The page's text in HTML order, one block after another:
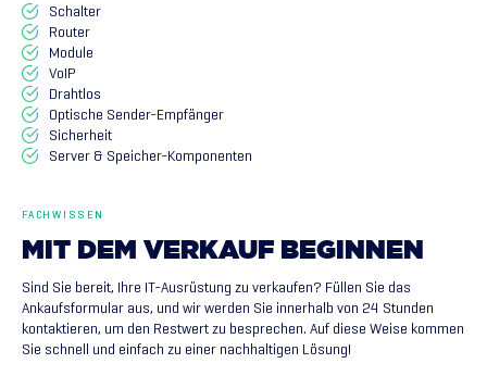
FACHWISSEN
MIT DEM VERKAUF BEGINNEN
Sind Sie bereit, Ihre IT-Ausrüstung zu verkaufen? Füllen Sie das
Ankaufsformular aus, und wir werden Sie innerhalb von 24 Stunden
kontaktieren, um den Restwert zu besprechen. Auf diese Weise kommen
Sie schnell und einfach zu einer nachhaltigen Lösung!
Schalter
Router
Module
VoIP
Drahtlos
Optische Sender-Empfänger
Sicherheit
Server & Speicher-Komponenten